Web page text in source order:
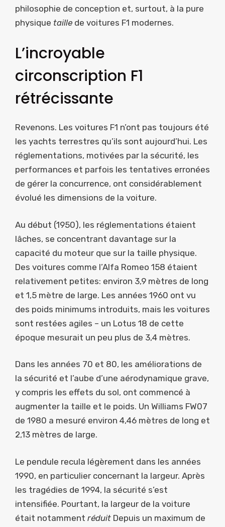
philosophie de conception et, surtout, à la pure
physique taille de voitures F1 modernes.
L’incroyable
circonscription F1
rétrécissante
Revenons. Les voitures F1 n’ont pas toujours été
les yachts terrestres qu’ils sont aujourd’hui. Les
réglementations, motivées par la sécurité, les
performances et parfois les tentatives erronées
de gérer la concurrence, ont considérablement
évolué les dimensions de la voiture.
Au début (1950), les réglementations étaient
lâches, se concentrant davantage sur la
capacité du moteur que sur la taille physique.
Des voitures comme l’Alfa Romeo 158 étaient
relativement petites: environ 3,9 mètres de long
et 1,5 mètre de large. Les années 1960 ont vu
des poids minimums introduits, mais les voitures
sont restées agiles – un Lotus 18 de cette
époque mesurait un peu plus de 3,4 mètres.
Dans les années 70 et 80, les améliorations de
la sécurité et l’aube d’une aérodynamique grave,
y compris les effets du sol, ont commencé à
augmenter la taille et le poids. Un Williams FW07
de 1980 a mesuré environ 4,46 mètres de long et
2,13 mètres de large.
Le pendule recula légèrement dans les années
1990, en particulier concernant la largeur. Après
les tragédies de 1994, la sécurité s’est
intensifiée. Pourtant, la largeur de la voiture
était notamment réduit Depuis un maximum de